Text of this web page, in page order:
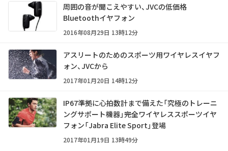
周囲の音が聞こえやすい、JVCの低価格
Bluetoothイヤフォン
2016年08月29日 13時12分
アスリートのためのスポーツ用ワイヤレスイヤフ
ォン、JVCから
2017年01月20日 14時12分
IP67準拠に心拍数計まで備えた「究極のトレーニ
ングサポート機器」――完全ワイヤレススポーツイヤ
フォン「Jabra Elite Sport」登場
2017年01月19日 13時49分